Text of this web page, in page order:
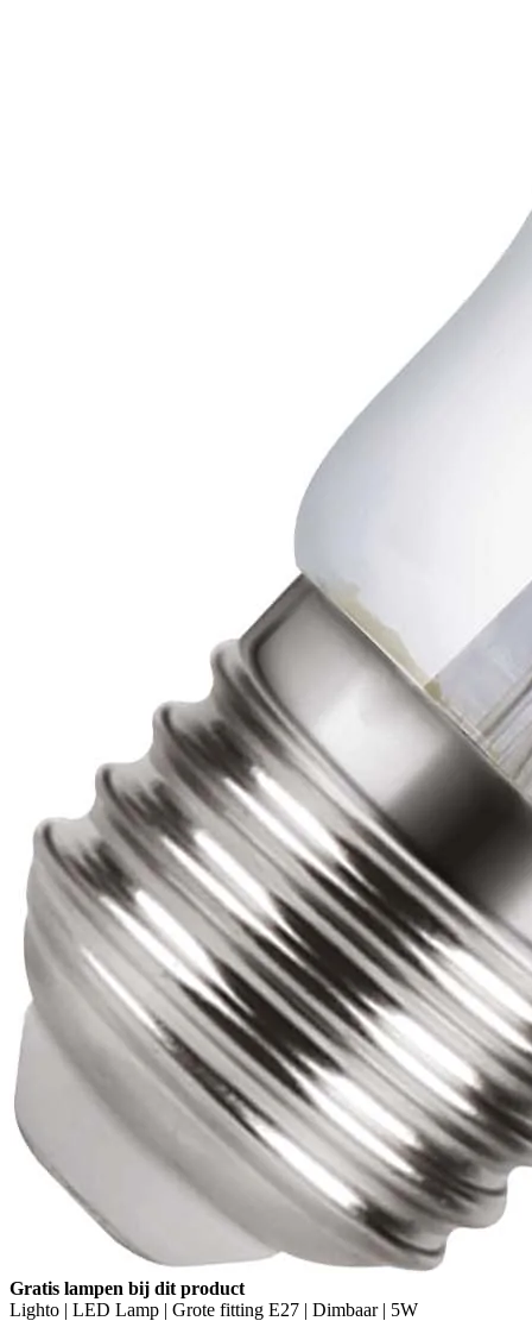
Gratis lampen bij dit product
Lighto | LED Lamp | Grote fitting E27 | Dimbaar | 5W